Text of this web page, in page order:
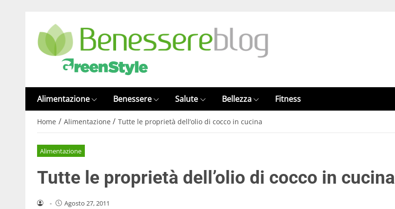
Alimentazione Benessere Salute Bellezza Fitness
Home / Alimentazione / Tutte le proprietà dell’olio di cocco in cucina
Alimentazione
Tutte le proprietà dell’olio di cocco in cucina
- Agosto 27, 2011